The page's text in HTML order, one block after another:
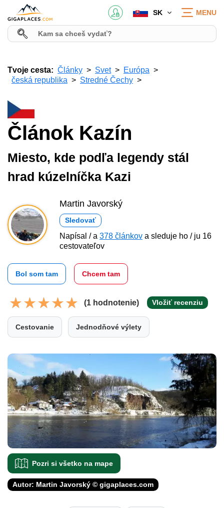
SK MENU
Tvoje cesta: Články Svet
Európa
česká republika
Stredné Čechy
Článok Kazín
Miesto, kde podľa legendy stál
hrad kúzelníčka Kazi
Martin Javorský
Sledovať
Napísal / a 378 článkov a sleduje ho / ju 16
cestovateľov
Bol som tam Chcem tam
(1 hodnotenie) Vložiť recenziu
Cestovanie Jednodňové výlety
Pozri si všetko na mape
Autor: Martin Javorský © gigaplaces.com